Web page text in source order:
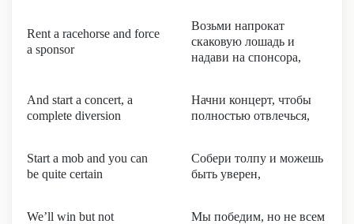
Rent a racehorse and force
a sponsor
Возьми напрокат
скаковую лошадь и
надави на спонсора,
And start a concert, a
complete diversion
Начни концерт, чтобы
полностью отвлечься,
Start a mob and you can
be quite certain
Собери толпу и можешь
быть уверен,
We’ll win but not
Мы победим, но не всем